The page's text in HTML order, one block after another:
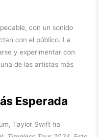
con un sonido
con el público. La
y experimentar con
de las artistas más
Esperada
Taylor Swift ha